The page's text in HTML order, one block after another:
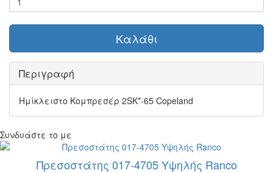
Καλάθι
Περιγραφή
Ημίκλειστο Κομπρεσέρ 2SK*-65 Copeland
Συνδυάστε το με
Πρεσοστάτης 017-4705 Υψηλής Ranco